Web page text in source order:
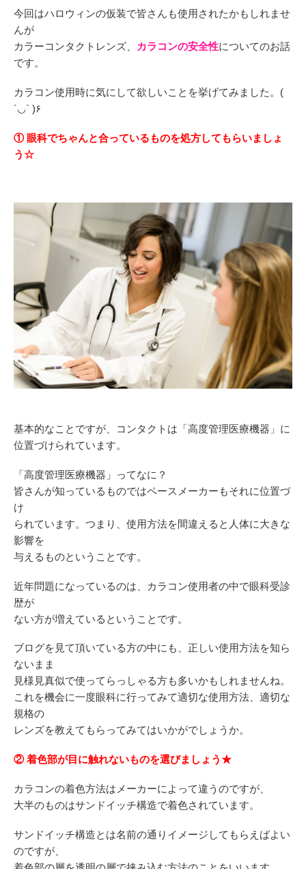
今回はハロウィンの仮装で皆さんも使用されたかもしれませ
んが
カラーコンタクトレンズ、
カラコンの安全性についてのお話
です。
カラコン使用時に気にして欲しいことを挙げてみました。(
´◡` )۶
① 眼科でちゃんと合っているものを処方してもらいましょ
う☆
基本的なことですが、コンタクトは「高度管理医療機器」に
位置づけられています。
「高度管理医療機器」ってなに？
皆さんが知っているものではペースメーカーもそれに位置づ
け
られています。つまり、使用方法を間違えると人体に大きな
影響を
与えるものということです。
近年問題になっているのは、カラコン使用者の中で眼科受診
歴が
ない方が増えているということです。
ブログを見て頂いている方の中にも、正しい使用方法を知ら
ないまま
見様見真似で使ってらっしゃる方も多いかもしれませんね。
これを機会に一度眼科に行ってみて適切な使用方法、適切な
規格の
レンズを教えてもらってみてはいかがでしょうか。
② 着色部が目に触れないものを選びましょう★
カラコンの着色方法はメーカーによって違うのですが、
大半のものはサンドイッチ構造で着色されています。
サンドイッチ構造とは名前の通りイメージしてもらえばよい
のですが、